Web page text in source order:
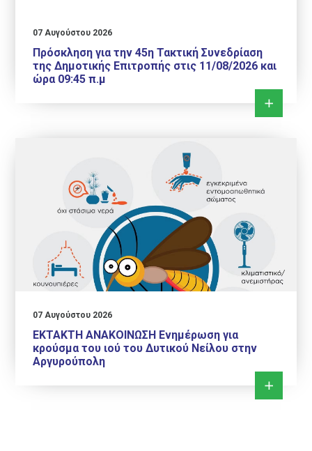
07 Αυγούστου 2026
Πρόσκληση για την 45η Τακτική Συνεδρίαση
της Δημοτικής Επιτροπής στις 11/08/2026 και
ώρα 09:45 π.μ
07 Αυγούστου 2026
ΕΚΤΑΚΤΗ ΑΝΑΚΟΙΝΩΣΗ Ενημέρωση για
κρούσμα του ιού του Δυτικού Νείλου στην
Αργυρούπολη